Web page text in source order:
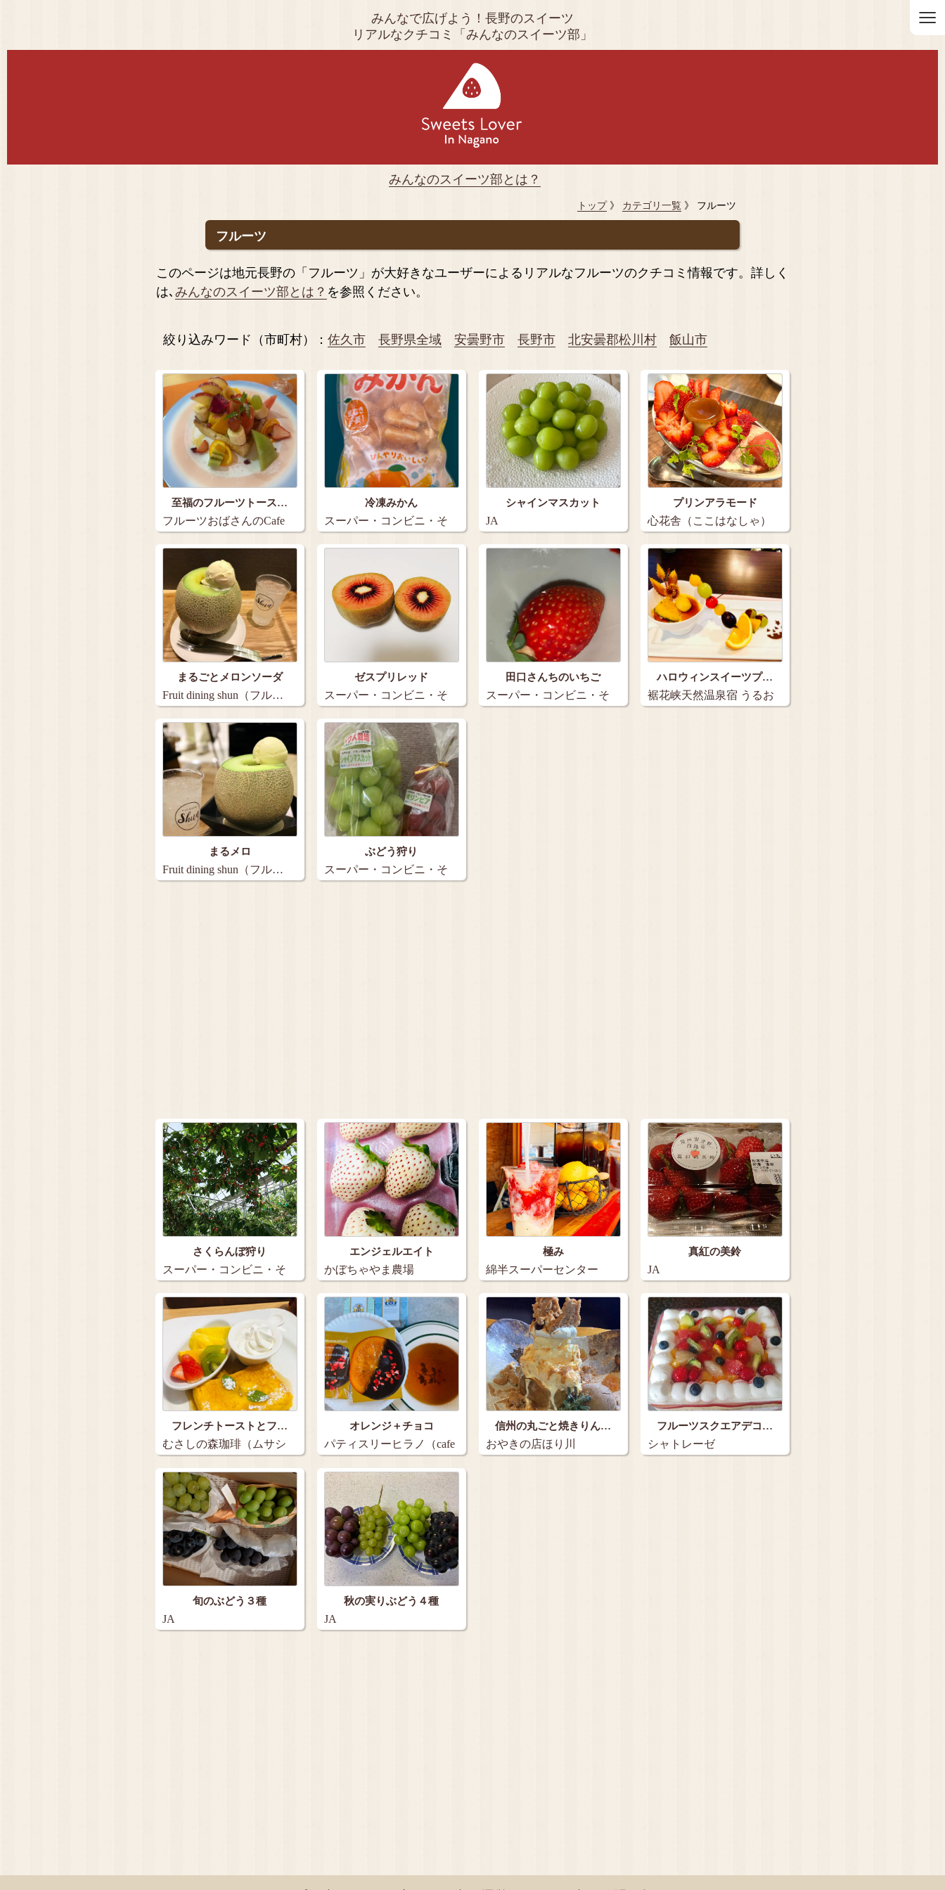
≡
みんなで広げよう！長野のスイーツ
リアルなクチコミ「みんなのスイーツ部」
みんなのスイーツ部とは？
トップ》 カテゴリ一覧 》 フルーツ
フルーツ
このページは地元長野の「フルーツ」が大好きなユーザーによるリアルなフルーツのクチコミ情報です。詳しく
は､ みんなのスイーツ部とは？ を参照ください。
絞り込みワード（市町村）： 佐久市 長野県全域 安曇野市 長野市 北安曇郡松川村 飯山市
至福のフルーツトース…
フルーツおばさんのCafe
花水木（ハナ…
冷凍みかん
スーパー・コンビニ・そ
の他…
シャインマスカット
JA
プリンアラモード
心花舎（ここはなしゃ）
…
まるごとメロンソーダ
Fruit dining shun（フル…
ゼスプリレッド
スーパー・コンビニ・そ
の他…
田口さんちのいちご
スーパー・コンビニ・そ
ハロウィンスイーツプ…
裾花峡天然温泉宿 うるお
まるメロ
Fruit dining shun（フル…
ぶどう狩り
スーパー・コンビニ・そ
さくらんぼ狩り
スーパー・コンビニ・そ
の他…
エンジェルエイト
かぼちゃやま農場
極み
綿半スーパーセンター
真紅の美鈴
JA
フレンチトーストとフ…
むさしの森珈琲（ムサシ
ノモリコーヒー）…
オレンジ＋チョコ
パティスリーヒラノ（cafe
HIRAN…
信州の丸ごと焼きりん…
おやきの店ほり川
フルーツスクエアデコ…
シャトレーゼ
旬のぶどう３種
JA
秋の実りぶどう４種
JA